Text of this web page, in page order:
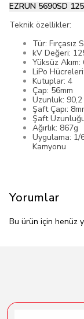
EZRUN 5690SD
Teknik özellikler:
Tür: Fırçasız
kV Değeri:
Yüksüz Akım:
LiPo
Kutuplar: 4
Çap: 56mm
Uzunluk: 90,2
Şaft Çapı:
Şaft
Ağırlık: 867g
Uygulama: 1/
Kamyonu
Yorumlar
Bu ürün için henüz